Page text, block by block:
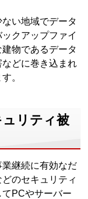
い地域でデータ
クアップファイ
物であるデータ
どに巻き込まれ
。
リティ被
継続に有効なだ
のセキュリティ
PCやサーバー